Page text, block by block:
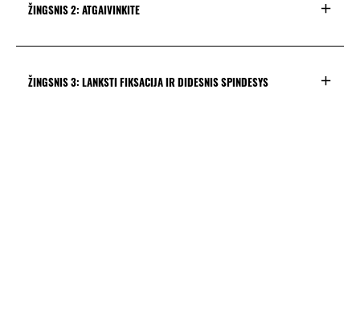
ŽINGSNIS 2: ATGAIVINKITE
ŽINGSNIS 3: LANKSTI FIKSACIJA IR DIDESNIS SPINDESYS